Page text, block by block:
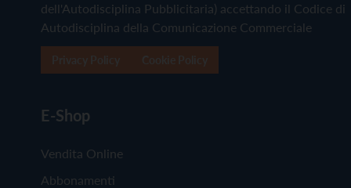
dell'Autodisciplina Pubblicitaria) accettando il Codice di
Autodisciplina della Comunicazione Commerciale
E-Shop
Vendita Online
Abbonamenti